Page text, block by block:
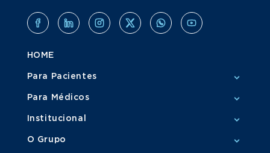
HOME
Para Pacientes
Para Médicos
Institucional
O Grupo